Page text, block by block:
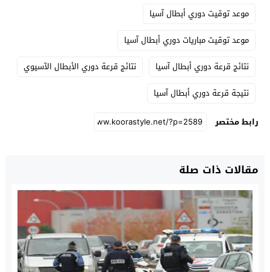
موعد توقيت دوري أبطال آسيا
موعد توقيت مباريات دوري أبطال آسيا
نتائج قرعة دوري أبطال آسيا
نتائج قرعة دوري الأبطال الآسيوي
نتيجة قرعة دوري أبطال آسيا
رابط مختصر
مقالات ذات صلة